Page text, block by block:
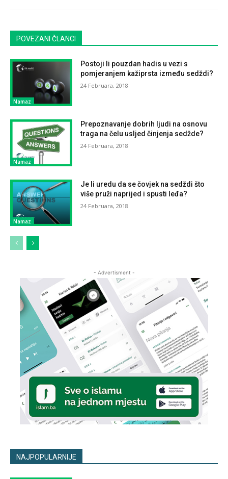
POVEZANI ČLANCI
Namaz
Postoji li pouzdan hadis u vezi s
pomjeranjem kažiprsta između sedždi?
24 Februara, 2018
Namaz
Prepoznavanje dobrih ljudi na osnovu
traga na čelu usljed činjenja sedžde?
24 Februara, 2018
Namaz
Je li uredu da se čovjek na sedždi što
više pruži naprijed i spusti leđa?
24 Februara, 2018
- Advertisment -
NAJPOPULARNIJE